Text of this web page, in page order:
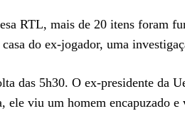
RTL, mais de 20 itens foram
do ex-jogador, uma
das 5h30. O ex-presidente da
ele viu um homem encapuzado